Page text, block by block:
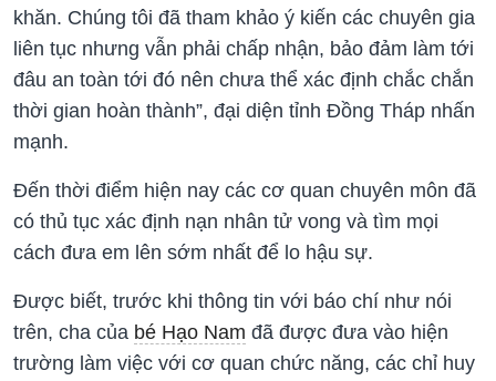
khăn. Chúng tôi đã tham khảo ý kiến các chuyên gia
liên tục nhưng vẫn phải chấp nhận, bảo đảm làm tới
đâu an toàn tới đó nên chưa thể xác định chắc chắn
thời gian hoàn thành”, đại diện tỉnh Đồng Tháp nhấn
mạnh.
Đến thời điểm hiện nay các cơ quan chuyên môn đã
có thủ tục xác định nạn nhân tử vong và tìm mọi
cách đưa em lên sớm nhất để lo hậu sự.
Được biết, trước khi thông tin với báo chí như nói
trên, cha của bé Hạo Nam đã được đưa vào hiện
trường làm việc với cơ quan chức năng, các chỉ huy